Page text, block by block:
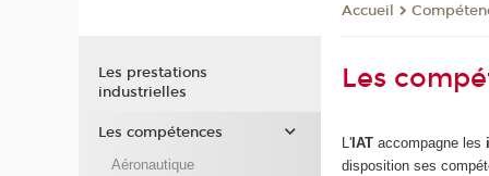
Accueil
Les
L' IAT accompagne les
disposition ses
Les prestations
industrielles
Les compétences
Aéronautique